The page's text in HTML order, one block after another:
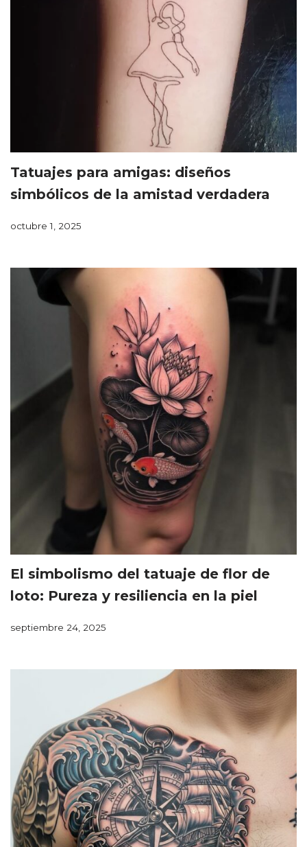
Tatuajes para amigas: diseños
simbólicos de la amistad verdadera
octubre 1, 2025
El simbolismo del tatuaje de flor de
loto: Pureza y resiliencia en la piel
septiembre 24, 2025